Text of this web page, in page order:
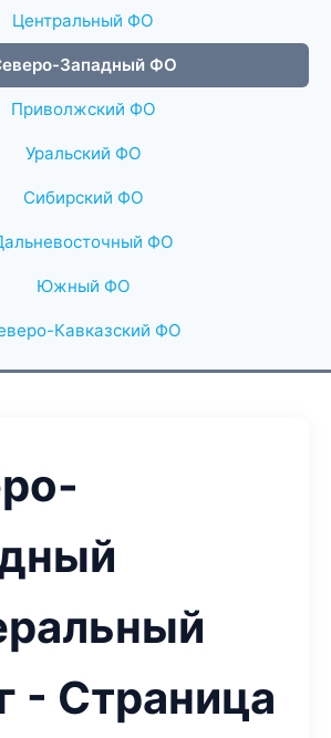
Центральный ФО
Западный ФО
Приволжский ФО
Уральский ФО
Сибирский ФО
ФО
Южный ФО
Кавказский ФО
- Страница